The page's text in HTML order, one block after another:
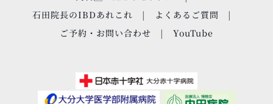
石田院長のIBDあれこれ
よくあるご質問
ご予約・お問い合わせ
YouTube